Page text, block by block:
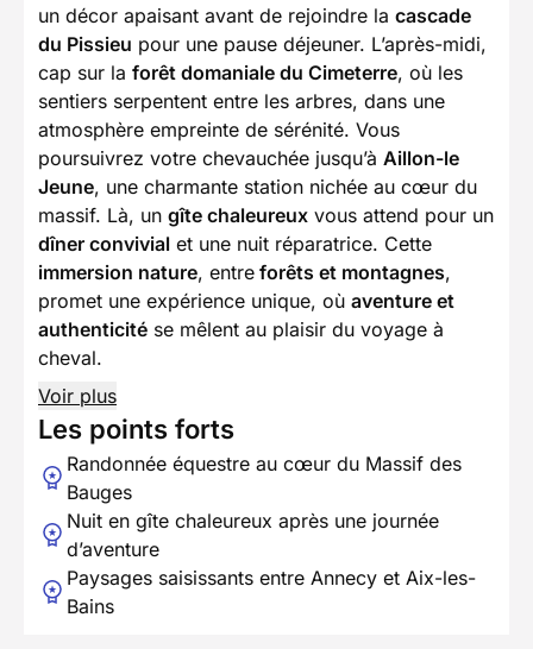
un décor apaisant avant de rejoindre la cascade
du Pissieu pour une pause déjeuner. L’après-midi,
cap sur la forêt domaniale du Cimeterre, où les
sentiers serpentent entre les arbres, dans une
atmosphère empreinte de sérénité. Vous
poursuivrez votre chevauchée jusqu’à Aillon-le
Jeune, une charmante station nichée au cœur du
massif. Là, un gîte chaleureux vous attend pour un
dîner convivial et une nuit réparatrice. Cette
immersion nature, entre forêts et montagnes,
promet une expérience unique, où aventure et
authenticité se mêlent au plaisir du voyage à
cheval.
Voir plus
Les points forts
Randonnée équestre au cœur du Massif des
Bauges
Nuit en gîte chaleureux après une journée
d’aventure
Paysages saisissants entre Annecy et Aix-les-
Bains